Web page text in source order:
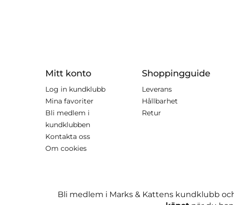
Mitt konto
Log in kundklubb
Mina favoriter
Bli medlem i
kundklubben
Kontakta oss
Om cookies
Shoppingguide
Leverans
Hållbarhet
Retur
Bli medlem i Marks & Kattens kundklubb